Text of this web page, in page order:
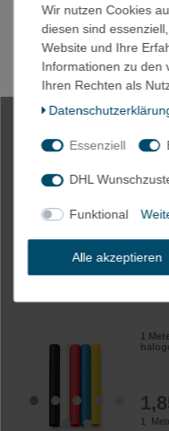
1
*inkl.
1
*inkl.
1
1
Wir nutzen Cookies
diesen sind
Website und Ihre
Informationen zu den
Ihren Rechten als
Essenziell
DHL
Funktional
Alle akzeptieren